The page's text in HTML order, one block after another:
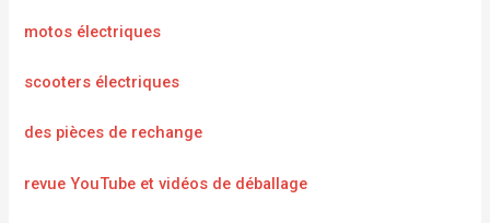
motos électriques
scooters électriques
des pièces de rechange
revue YouTube et vidéos de déballage